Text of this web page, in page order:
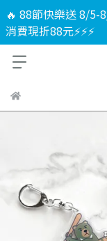
🔥 88節快樂送 8/5-
消費現折88元⚡⚡⚡